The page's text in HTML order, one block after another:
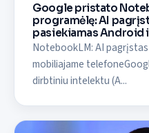
Google pristato
programėlę: AI
pasiekiamas Android
NotebookLM: AI
mobiliajame
dirbtiniu intelektu (A...